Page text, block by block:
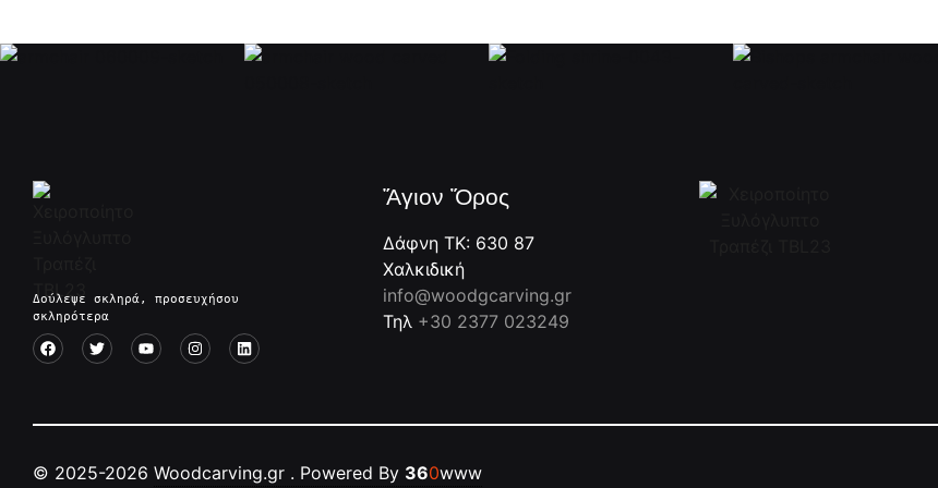
Δούλεψε σκληρά, προσευχήσου
σκληρότερα
Ἅγιον Ὄρος
Δάφνη ΤΚ: 630 87
Χαλκιδική
info@woodgcarving.gr
Τηλ +30 2377 023249
© 2025-2026 Woodcarving.gr . Powered By 360www